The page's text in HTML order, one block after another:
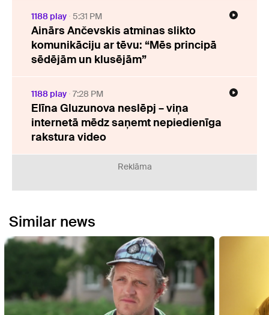
1188 play 5:31 PM
Ainārs Ančevskis atminas slikto
komunikāciju ar tēvu: “Mēs principā
sēdējām un klusējām”
1188 play 7:28 PM
Elīna Gluzunova neslēpj – viņa
internetā mēdz saņemt nepiedienīga
rakstura video
Reklāma
Similar news